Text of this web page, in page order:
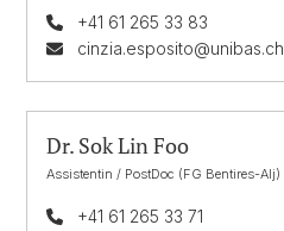
+41 61 265 33 83
cinzia.esposito@unibas.ch
Dr. Sok Lin Foo
Assistentin / PostDoc (FG Bentires-Alj)
+41 61 265 33 71